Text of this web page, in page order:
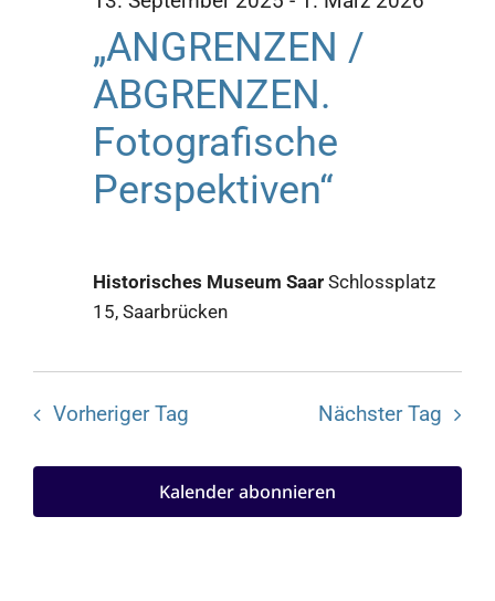
2026
„ANGRENZEN /
ABGRENZEN.
Fotografische
Perspektiven“
Historisches Museum Saar Schlossplatz
15, Saarbrücken
Vorheriger Tag Nächster Tag
Kalender abonnieren